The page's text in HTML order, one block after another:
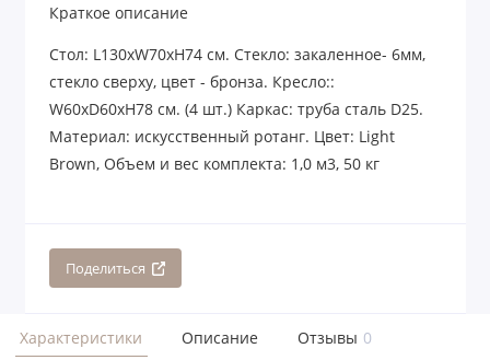
Краткое описание
Стoл: L130хW70xH74 см. Стекло: закаленное- 6мм,
стекло сверху, цвет - бронза. Кресло::
W60xD60xH78 см. (4 шт.) Каркас: труба сталь D25.
Материал: искусственный ротанг. Цвет: Light
Brown, Объем и вес комплекта: 1,0 м3, 50 кг
Поделиться
Характеристики Описание Отзывы 0